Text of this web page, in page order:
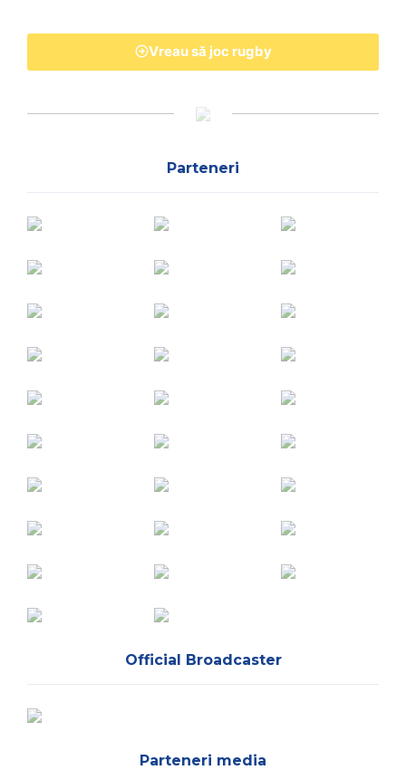
Vreau să joc rugby
Parteneri
Official Broadcaster
Parteneri media